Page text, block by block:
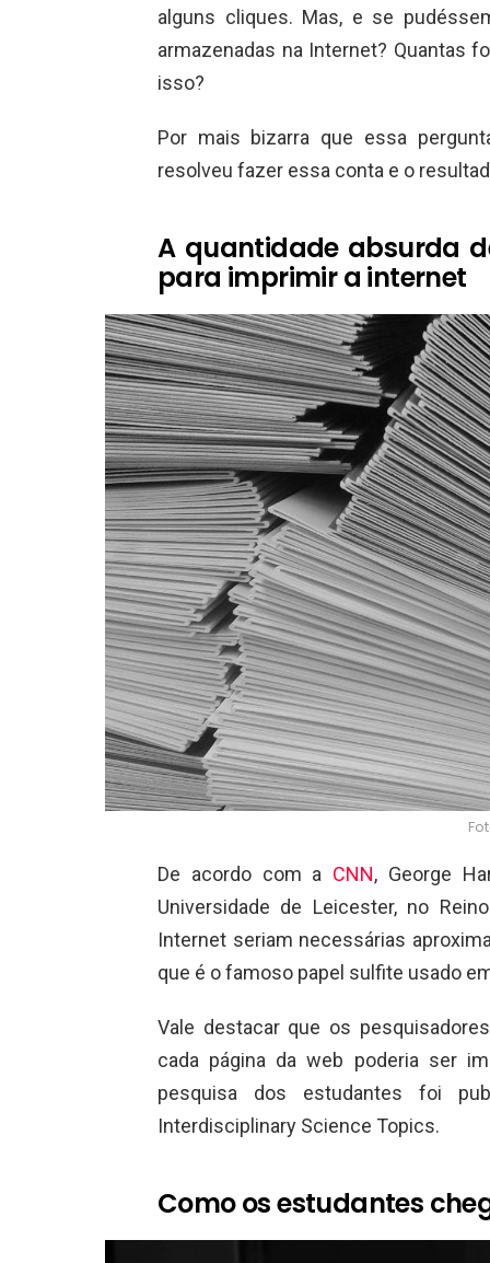
alguns cliques. Mas, e se
armazenadas na Internet? Quantas
isso?
Por mais bizarra que essa
resolveu fazer essa conta e o
A quantidade absurda
para imprimir a internet
De acordo com a CNN, George
Universidade de Leicester, no
Internet seriam necessárias
que é o famoso papel sulfite usado
Vale destacar que os
cada página da web poderia ser
pesquisa dos estudantes foi
Interdisciplinary Science Topics.
Como os estudantes